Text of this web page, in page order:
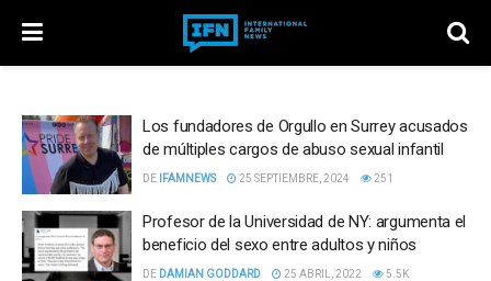
Los fundadores de Orgullo en Surrey acusados
de múltiples cargos de abuso sexual infantil
DE IFAMNEWS 25 SEPTIEMBRE, 2024 251
Profesor de la Universidad de NY: argumenta el
beneficio del sexo entre adultos y niños
DE DAMIAN GODDARD 25 ABRIL, 2022 5.5K